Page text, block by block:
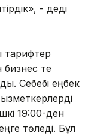
- деді
бизнес те
Себебі еңбек
19:00-ден
төледі. Бұл